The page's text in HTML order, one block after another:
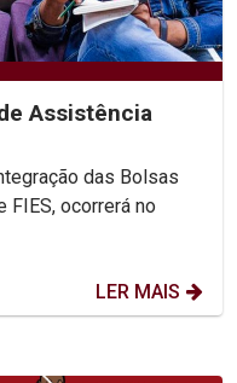
Assistência
das Bolsas
FIES, ocorrerá no
LER MAIS